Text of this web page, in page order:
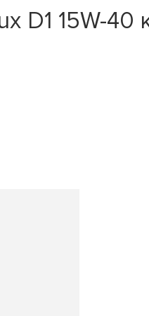
15W-40